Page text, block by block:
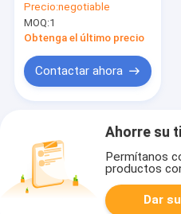
registrador del color
de UR1000/UR10000
B9901AX00 6
Precio:negotiable
MOQ:1
Obtenga el último precio
Contactar ahora
Ahorre su
Permítanos
productos
Dar